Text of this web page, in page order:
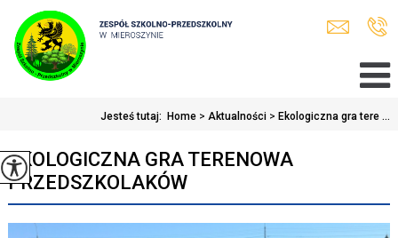
Jesteś tutaj: Home > Aktualności > Ekologiczna gra tere ...
EKOLOGICZNA GRA TERENOWA
PRZEDSZKOLAKÓW